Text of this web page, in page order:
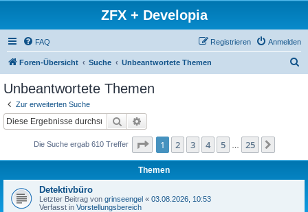
ZFX + Developia
FAQ Anmelden
Registrieren
Foren-Übersicht Suche Unbeantwortete Themen
Unbeantwortete Themen
Zur erweiterten Suche
Suche
Die Suche ergab 610 Treffer Seite 1von 25
1 2 3 4 5 25
Themen
Detektivbüro
Letzter Beitrag von grinseengel « 03.08.2026, 10:53
Verfasst in Vorstellungsbereich